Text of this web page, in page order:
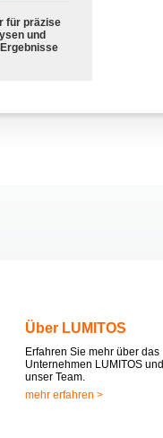
für präzise
und
Über LUMITOS
Erfahren Sie mehr über das
Unternehmen LUMITOS und
unser Team.
mehr erfahren >